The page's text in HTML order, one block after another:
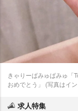
きゃりーぱみゅぱみゅ「
おめでとう」 (写真はイ
求人特集